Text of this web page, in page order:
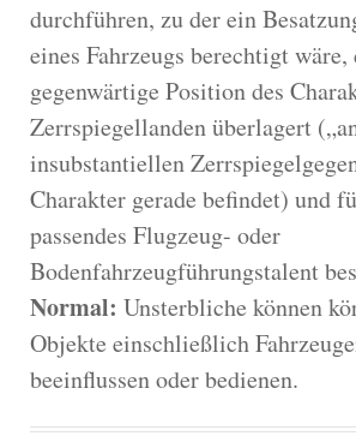
durchführen, zu der ein
eines Fahrzeugs berechtigt wäre,
gegenwärtige Position des
Zerrspiegellanden überlagert
insubstantiellen
Charakter gerade befindet) und
passendes Flugzeug- oder
Bodenfahrzeugführungstalent
Normal: Unsterbliche können
Objekte einschließlich
beeinflussen oder bedienen.